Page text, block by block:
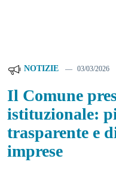
NOTIZIE 03/03/2026
Il Comune
istituzionale:
trasparente e
imprese